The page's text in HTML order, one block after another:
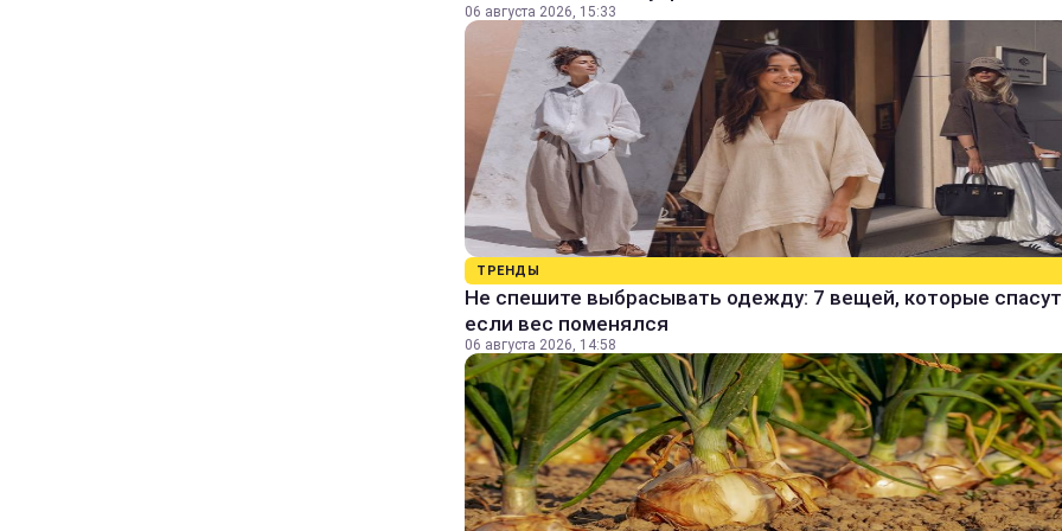
06 августа 2026, 15:33
ТРЕНДЫ
Не спешите выбрасывать одежду: 7 вещей, которые
если вес поменялся
06 августа 2026, 14:58